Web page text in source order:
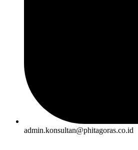
admin.konsultan@phitagoras.co.id